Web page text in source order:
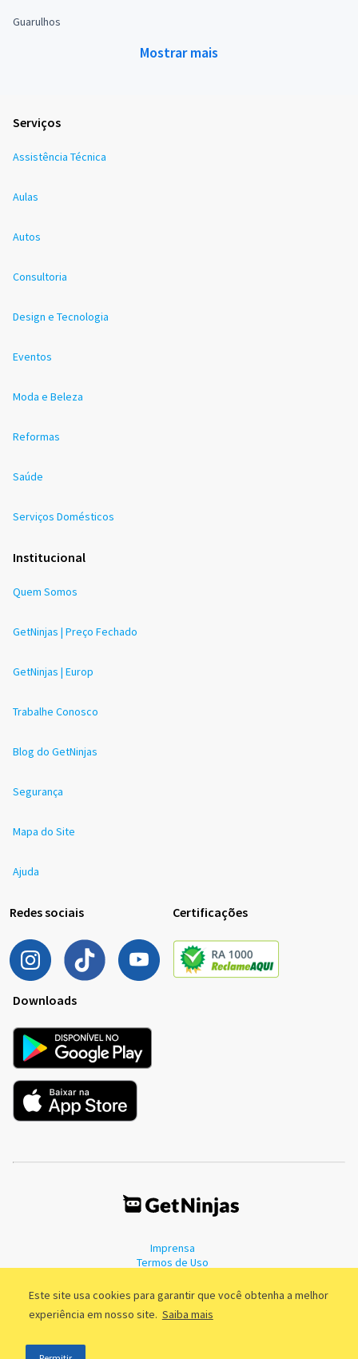
Este site usa cookies para garantir que você obtenha a melhor
experiência em nosso site. Saiba mais
Guarulhos
Mostrar mais
Serviços
Assistência Técnica
Aulas
Autos
Consultoria
Design e Tecnologia
Eventos
Moda e Beleza
Reformas
Saúde
Serviços Domésticos
Institucional
Quem Somos
GetNinjas | Preço Fechado
GetNinjas | Europ
Trabalhe Conosco
Blog do GetNinjas
Segurança
Mapa do Site
Ajuda
Redes sociais Certificações
Downloads
Imprensa
Termos de Uso
©2011 - 2026, GetNinjas LTDA. CNPJ 55.744.877/0001-89 - Rua Dr.